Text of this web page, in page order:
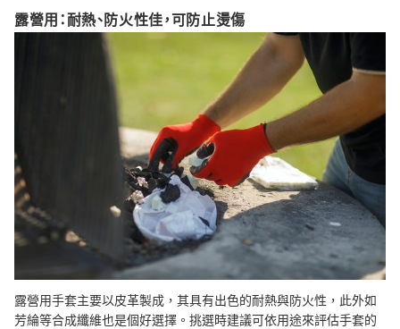
露營用：耐熱、防火性佳，可防止燙傷
露營用手套主要以皮革製成，其具有出色的耐熱與防火性，此外如
芳綸等合成纖維也是個好選擇。挑選時建議可依用途來評估手套的